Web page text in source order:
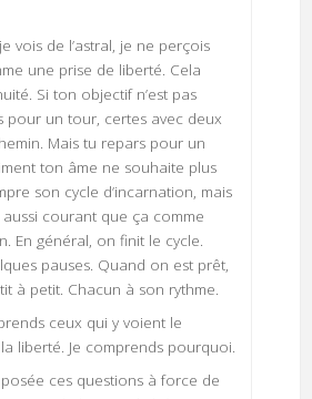
vois de l’astral, je ne perçois
une prise de liberté. Cela
Si ton objectif n’est pas
pour un tour, certes avec deux
Mais tu repars pour un
ton âme ne souhaite plus
son cycle d’incarnation, mais
aussi courant que ça comme
En général, on finit le cycle.
pauses. Quand on est prêt,
à petit. Chacun à son rythme.
ceux qui y voient le
liberté. Je comprends pourquoi.
posée ces questions à force de